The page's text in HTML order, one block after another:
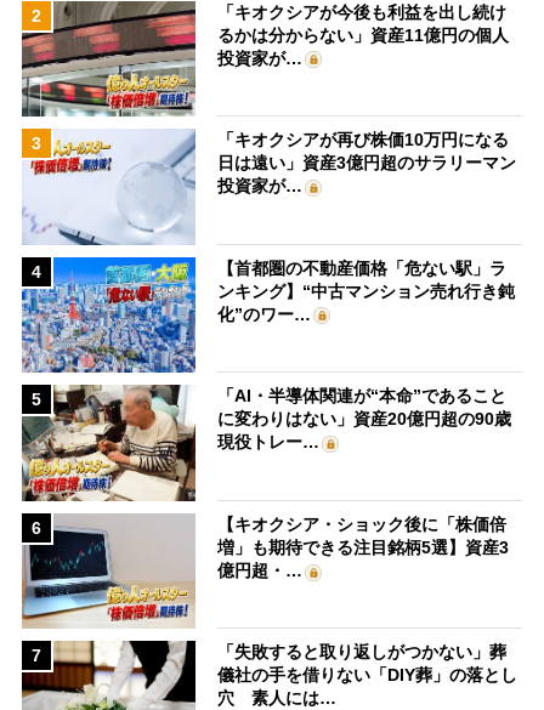
2
「キオクシアが今後も利益を出し続け
るかは分からない」資産11億円の個人
投資家が…
3
「キオクシアが再び株価10万円になる
日は遠い」資産3億円超のサラリーマン
投資家が…
4
【首都圏の不動産価格「危ない駅」ラ
ンキング】“中古マンション売れ行き鈍
化”のワー…
5
「AI・半導体関連が“本命”であること
に変わりはない」資産20億円超の90歳
現役トレー…
6
【キオクシア・ショック後に「株価倍
増」も期待できる注目銘柄5選】資産3
億円超・…
7
「失敗すると取り返しがつかない」葬
儀社の手を借りない「DIY葬」の落とし
穴 素人には…